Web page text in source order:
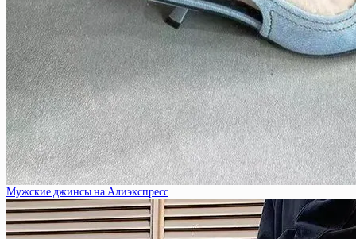
Мужские джинсы на Алиэкспресс